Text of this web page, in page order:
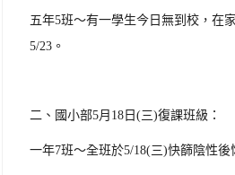
五年5班～有一學生今日無到校，在
5/23。
二、國小部5月18日(三)復課班級：
一年7班～全班於5/18(三)快篩陰性後
sb6qss7apF2uRjVc7